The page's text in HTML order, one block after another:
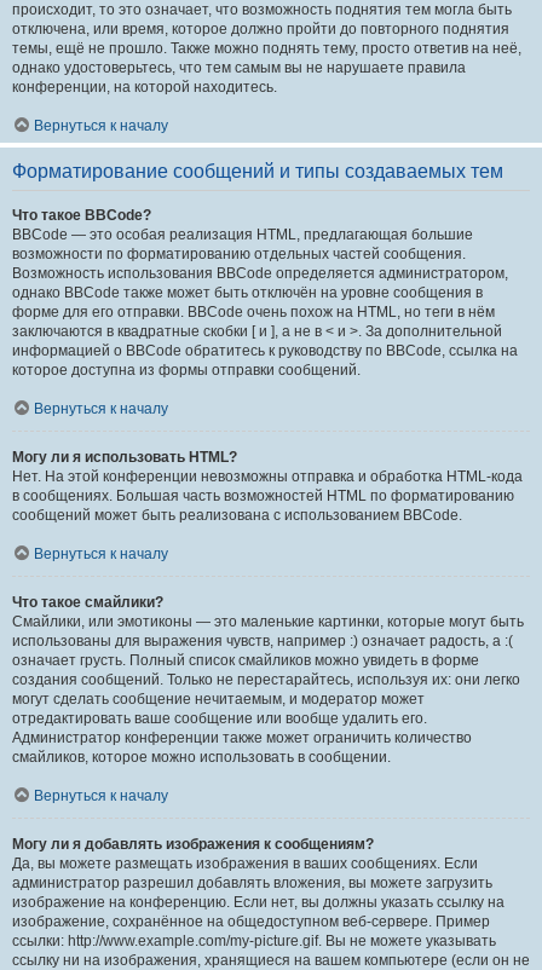
происходит, то это означает, что возможность поднятия тем могла быть
отключена, или время, которое должно пройти до повторного поднятия
темы, ещё не прошло. Также можно поднять тему, просто ответив на неё,
однако удостоверьтесь, что тем самым вы не нарушаете правила
конференции, на которой находитесь.
Вернуться к началу
Форматирование сообщений и типы создаваемых тем
Что такое BBCode?
BBCode — это особая реализация HTML, предлагающая большие
возможности по форматированию отдельных частей сообщения.
Возможность использования BBCode определяется администратором,
однако BBCode также может быть отключён на уровне сообщения в
форме для его отправки. BBCode очень похож на HTML, но теги в нём
заключаются в квадратные скобки [ и ], а не в < и >. За дополнительной
информацией о BBCode обратитесь к руководству по BBCode, ссылка на
которое доступна из формы отправки сообщений.
Вернуться к началу
Могу ли я использовать HTML?
Нет. На этой конференции невозможны отправка и обработка HTML-кода
в сообщениях. Большая часть возможностей HTML по форматированию
сообщений может быть реализована с использованием BBCode.
Вернуться к началу
Что такое смайлики?
Смайлики, или эмотиконы — это маленькие картинки, которые могут быть
использованы для выражения чувств, например :) означает радость, а :(
означает грусть. Полный список смайликов можно увидеть в форме
создания сообщений. Только не перестарайтесь, используя их: они легко
могут сделать сообщение нечитаемым, и модератор может
отредактировать ваше сообщение или вообще удалить его.
Администратор конференции также может ограничить количество
смайликов, которое можно использовать в сообщении.
Вернуться к началу
Могу ли я добавлять изображения к сообщениям?
Да, вы можете размещать изображения в ваших сообщениях. Если
администратор разрешил добавлять вложения, вы можете загрузить
изображение на конференцию. Если нет, вы должны указать ссылку на
изображение, сохранённое на общедоступном веб-сервере. Пример
ссылки: http://www.example.com/my-picture.gif. Вы не можете указывать
ссылку ни на изображения, хранящиеся на вашем компьютере (если он не